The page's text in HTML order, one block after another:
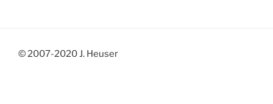
© 2007-2020 J. Heuser